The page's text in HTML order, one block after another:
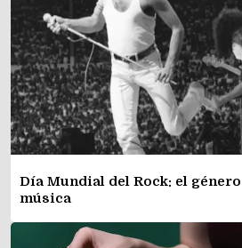
Día Mundial del Rock: el
música